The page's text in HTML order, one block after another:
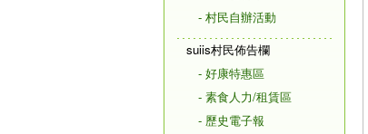
- 村民自辦活動
suiis村民佈告欄
- 好康特惠區
- 素食人力/租賃區
- 歷史電子報